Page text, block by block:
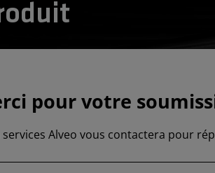
pour votre
Alveo vous contactera pour